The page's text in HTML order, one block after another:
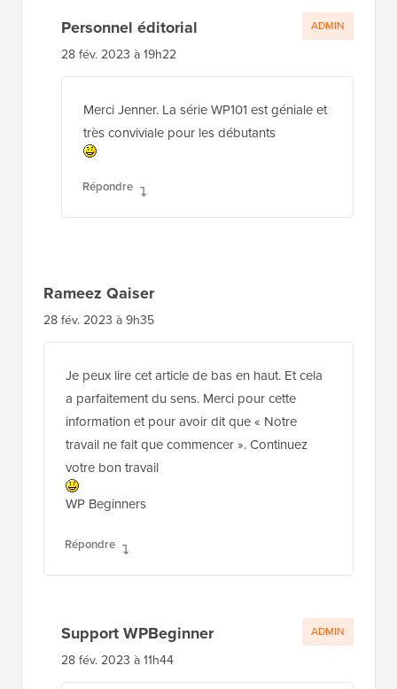
Personnel éditorial
28 fév. 2023 à 19h22
Merci Jenner. La série WP101 est géniale et
très conviviale pour les débutants
Répondre
ADMIN
Rameez Qaiser
28 fév. 2023 à 9h35
Je peux lire cet article de bas en haut. Et cela
a parfaitement du sens. Merci pour cette
information et pour avoir dit que « Notre
travail ne fait que commencer ». Continuez
votre bon travail
WP Beginners
Répondre
Support WPBeginner
28 fév. 2023 à 11h44
ADMIN